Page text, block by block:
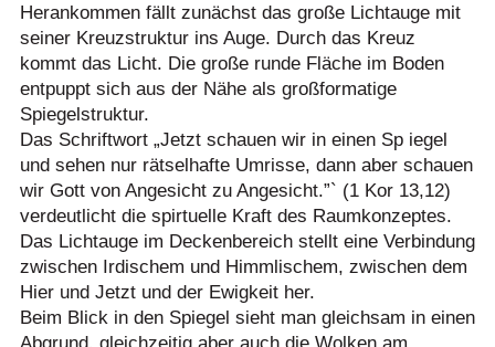
Herankommen fällt zunächst das große Lichtauge mit
seiner Kreuzstruktur ins Auge. Durch das Kreuz
kommt das Licht. Die große runde Fläche im Boden
entpuppt sich aus der Nähe als großformatige
Spiegelstruktur.
Das Schriftwort „Jetzt schauen wir in einen Sp iegel
und sehen nur rätselhafte Umrisse, dann aber schauen
wir Gott von Angesicht zu Angesicht.”` (1 Kor 13,12)
verdeutlicht die spirtuelle Kraft des Raumkonzeptes.
Das Lichtauge im Deckenbereich stellt eine Verbindung
zwischen Irdischem und Himmlischem, zwischen dem
Hier und Jetzt und der Ewigkeit her.
Beim Blick in den Spiegel sieht man gleichsam in einen